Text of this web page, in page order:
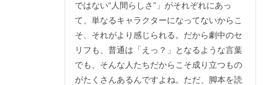
ではない“人間らしさ”」がそれぞれにあっ
て、単なるキャラクターになってないからこ
そ、それがより感じられる。だから劇中のセ
リフも、普通は「えっ？」となるような言葉
でも、そんな人たちだからこそ成り立つもの
がたくさんあるんですよね。ただ、脚本を読